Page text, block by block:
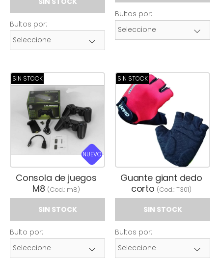
Bultos por:
Bultos por:
SIN STOCK
NUEVO
Consola de juegos
M8 (Cod.: m8)
SIN STOCK
Bulto por:
SIN STOCK
Guante giant dedo
corto (Cod.: T301)
SIN STOCK
Bultos por: